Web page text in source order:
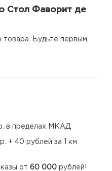
Стол Фаворит де
товара. Будьте первым,
в пределах МКАД
+ 40 рублей за 1 км
от 60 000 рублей!